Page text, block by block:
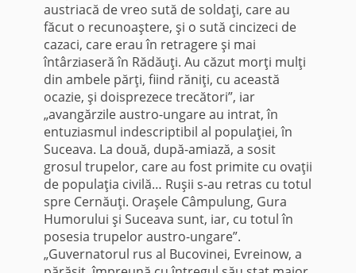
austriacă de vreo sută de soldaţi, care au
făcut o recunoaştere, şi o sută cincizeci de
cazaci, care erau în retragere şi mai
întârziaseră în Rădăuţi. Au căzut morţi mulţi
din ambele părţi, fiind răniţi, cu această
ocazie, şi doisprezece trecători”, iar
„avangărzile austro-ungare au intrat, în
entuziasmul indescriptibil al populaţiei, în
Suceava. La două, după-amiază, a sosit
grosul trupelor, care au fost primite cu ovaţii
de populaţia civilă… Ruşii s-au retras cu totul
spre Cernăuţi. Oraşele Câmpulung, Gura
Humorului şi Suceava sunt, iar, cu totul în
posesia trupelor austro-ungare”.
„Guvernatorul rus al Bucovinei, Evreinow, a